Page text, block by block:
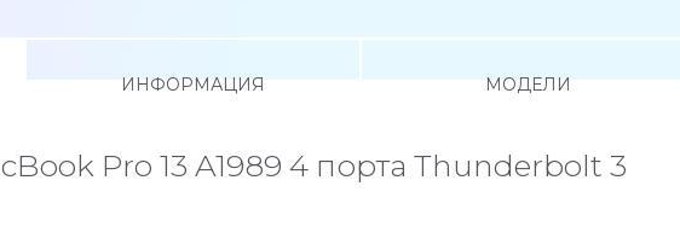
ИНФОРМАЦИЯ МОДЕЛИ
Pro 13 A1989 4 порта Thunderbolt 3